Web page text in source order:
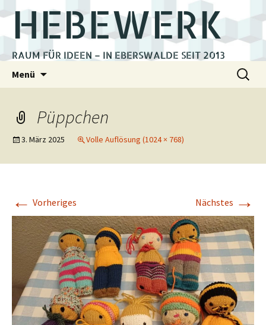
HEBEWERK
RAUM FÜR IDEEN – IN EBERSWALDE SEIT 2013
Menü
Suchen
nach:
Püppchen
3. März 2025 Volle Auflösung (1024 × 768)
← Vorheriges Nächstes →